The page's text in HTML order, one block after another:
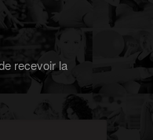
recevoir la